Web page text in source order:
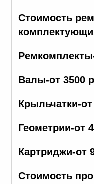
Стоимость
Валы-от 3500
Крыльчатки-
Геометрии-от
Картриджи-от
Стоимость